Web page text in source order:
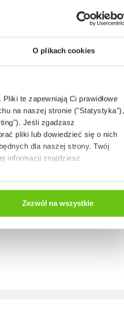
O plikach cookies
te zapewniają Ci prawidłowe
na naszej stronie ("Statystyka"),
Jeśli zgadzasz
pliki lub dowiedzieć się o nich
dla naszej strony. Twój
informacji znajdziesz
Zezwól na wszystkie